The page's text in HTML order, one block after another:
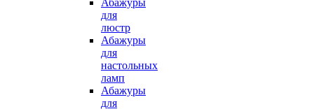
Абажуры
для
люстр
Абажуры
для
настольных
ламп
Абажуры
для